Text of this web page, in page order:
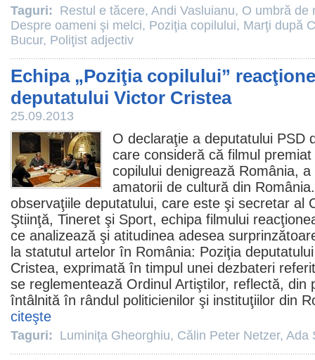
Taguri: Restul e tăcere, Andi Vasluianu, O umbră de
Despre oameni şi melci, Poziţia copilului, Marţi după
Bucur, Poliţist adjectiv
Echipa „Poziţia copilului”
deputatului Victor Cristea
25.09.2013
O declaraţie a deputatului PSD
care consideră că filmul
copilului denigrează România,
amatorii de cultură din
observaţiile deputatului, care este şi secretar al
Ştiinţă, Tineret şi Sport, echipa filmului
ce analizează şi atitudinea adesea
la statutul artelor în România: Poziţia
Cristea, exprimată în timpul unei dezbateri
se reglementează Ordinul Artiştilor, reflectă, din
întâlnită în rândul politicienilor şi instituţiilor din
citeşte
Taguri: Luminiţa Gheorghiu, Călin Peter Netzer, Ada